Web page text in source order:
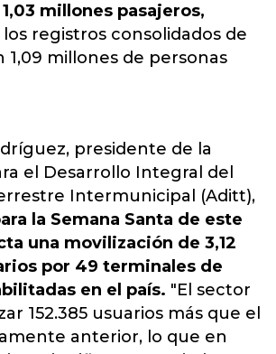
millones pasajeros,
registros consolidados de
1,09 millones de personas
presidente de la
el Desarrollo Integral del
Intermunicipal (Aditt),
la Semana Santa de este
una movilización de 3,12
por 49 terminales de
en el país. "El sector
152.385 usuarios más que el
anterior, lo que en